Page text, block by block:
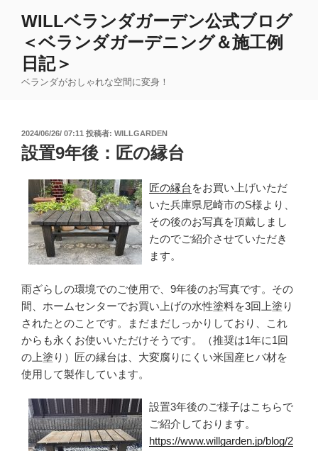
WILLベランダガーデン公式ブログ
＜ベランダガーデニング＆施工例
日記＞
ベランダがおしゃれな空間に変身！
投
稿
日:
2024/06/26/ 07:11 投稿者: WILLGARDEN
設置9年後：匠の縁台
匠の縁台をお買い上げいただ
いた兵庫県尼崎市のS様より、
その後のお写真を頂戴しまし
たのでご紹介させていただき
ます。
雨ざらしの環境でのご使用で、9年後のお写真です。その
間、ホームセンターでお買い上げの水性塗料を3回上塗り
されたとのことです。まだまだしっかりしており、これ
からも永くお使いいただけそうです。（推奨は1年に1回
の上塗り）匠の縁台は、大変腐りにくい米国産ヒバ材を
使用して製作しています。
設置3年後のご様子はこちらで
ご紹介しております。
https://www.willgarden.jp/blog/2